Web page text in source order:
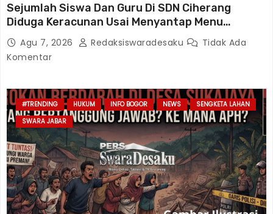
Sejumlah Siswa Dan Guru Di SDN Ciherang
Diduga Keracunan Usai Menyantap Menu
Program MBG, Puluhan Korban Dirawat Di
Puskesmas
Agu 7, 2026 Redaksiswaradesaku
Tidak Ada
Komentar
#TRENDING HUKUM INFO BOGOR NEWS
SENGKETA LAHAN
SWARA JABAR